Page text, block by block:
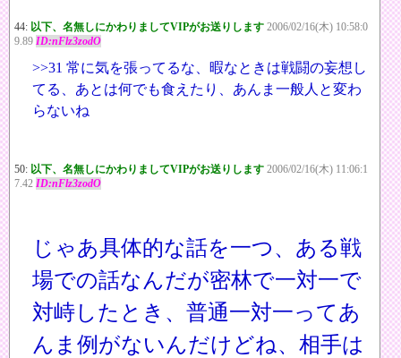
44: 以下、名無しにかわりましてVIPがお送りします 2006/02/16(木) 10:58:0
9.89 ID:nFlz3zodO
>>31 常に気を張ってるな、暇なときは戦闘の妄想し
てる、あとは何でも食えたり、あんま一般人と変わ
らないね
50: 以下、名無しにかわりましてVIPがお送りします 2006/02/16(木) 11:06:1
7.42 ID:nFlz3zodO
じゃあ具体的な話を一つ、ある戦
場での話なんだが密林で一対一で
対峙したとき、普通一対一ってあ
んま例がないんだけどね、相手は